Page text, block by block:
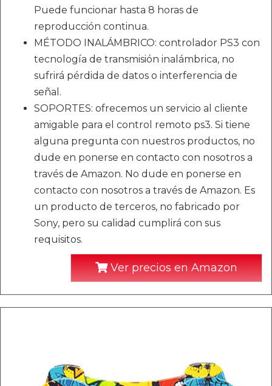
Puede funcionar hasta 8 horas de
reproducción continua.
MÉTODO INALÁMBRICO: controlador PS3 con
tecnología de transmisión inalámbrica, no
sufrirá pérdida de datos o interferencia de
señal.
SOPORTES: ofrecemos un servicio al cliente
amigable para el control remoto ps3. Si tiene
alguna pregunta con nuestros productos, no
dude en ponerse en contacto con nosotros a
través de Amazon. No dude en ponerse en
contacto con nosotros a través de Amazon. Es
un producto de terceros, no fabricado por
Sony, pero su calidad cumplirá con sus
requisitos.
Ver precios en Amazon